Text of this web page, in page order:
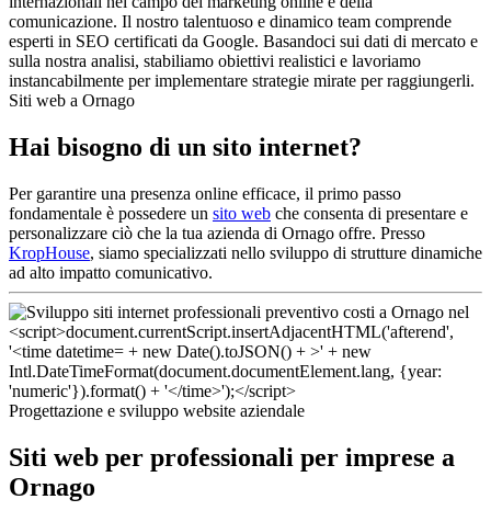
comunicazione. Il nostro talentuoso e dinamico team comprende
esperti in SEO certificati da Google. Basandoci sui dati di mercato e
sulla nostra analisi, stabiliamo obiettivi realistici e lavoriamo
instancabilmente per implementare strategie mirate per raggiungerli.
Siti web a Ornago
Hai bisogno di un sito internet?
Per garantire una presenza online efficace, il primo passo
fondamentale è possedere un sito web che consenta di presentare e
personalizzare ciò che la tua azienda di Ornago offre. Presso
KropHouse, siamo specializzati nello sviluppo di strutture dinamiche
ad alto impatto comunicativo.
Progettazione e sviluppo website aziendale
Siti web per professionali per imprese a
Ornago